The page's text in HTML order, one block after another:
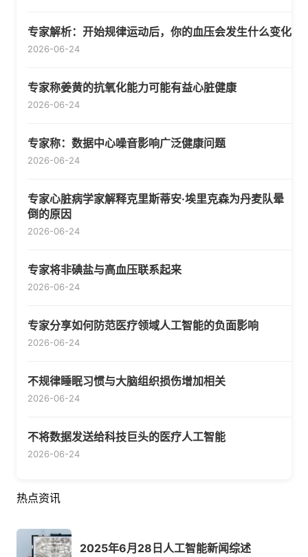
专家解析：开始规律运动后，你的血压会发生什么变化
2026-06-24
专家称姜黄的抗氧化能力可能有益心脏健康
2026-06-24
专家称：数据中心噪音影响广泛健康问题
2026-06-24
专家心脏病学家解释克里斯蒂安·埃里克森为丹麦队晕
倒的原因
2026-06-24
专家将非碘盐与高血压联系起来
2026-06-24
专家分享如何防范医疗领域人工智能的负面影响
2026-06-24
不规律睡眠习惯与大脑组织损伤增加相关
2026-06-24
不将数据发送给科技巨头的医疗人工智能
2026-06-24
热点资讯
2025年6月28日人工智能新闻综述